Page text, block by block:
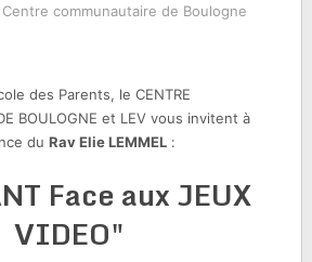
Centre communautaire de Boulogne
des Parents, le CENTRE
BOULOGNE et LEV vous invitent à
du Rav Elie LEMMEL:
Face aux JEUX
VIDEO"